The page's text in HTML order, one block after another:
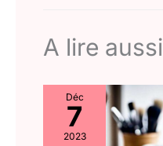
A lire aussi
Déc
7
2023